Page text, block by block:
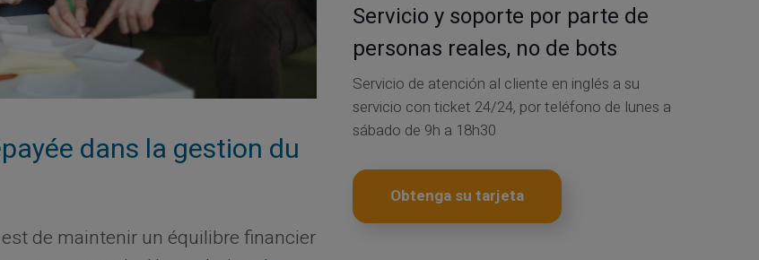
dans la gestion du
de maintenir un équilibre financier
Servicio y soporte por parte de
personas reales, no de bots
Servicio de atención al cliente en inglés a su
servicio con ticket 24/24, por teléfono de lunes a
sábado de 9h a 18h30
Obtenga su tarjeta